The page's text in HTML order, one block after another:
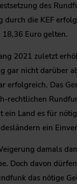
des
durch die KEF
Euro gelten.
2021 zuletzt
gar nicht darüber
erfolgreich. Das
rechtlichen
Land es für
ein
damals
Doch davon
das nötige